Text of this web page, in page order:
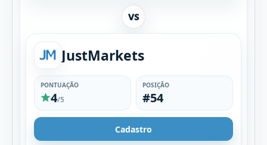
VS
JustMarkets
PONTUAÇÃO
4/5
POSIÇÃO
#54
Cadastro